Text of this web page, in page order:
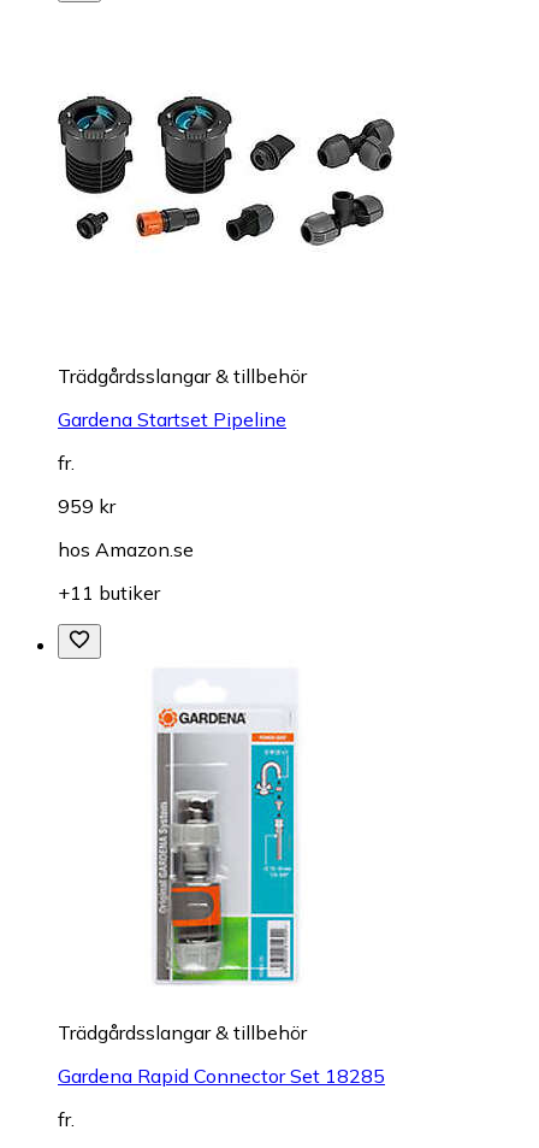
Trädgårdsslangar & tillbehör
Gardena Startset Pipeline
fr.
959 kr
hos Amazon.se
+11 butiker
Trädgårdsslangar & tillbehör
Gardena Rapid Connector Set 18285
fr.